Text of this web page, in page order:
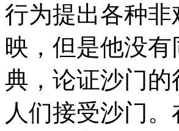
行为提出各种
映，但是他没
典，论证沙门
人们接受沙门